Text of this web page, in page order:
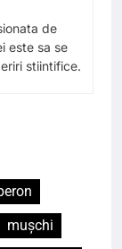
de
este sa se
stiintifice.
mușchi